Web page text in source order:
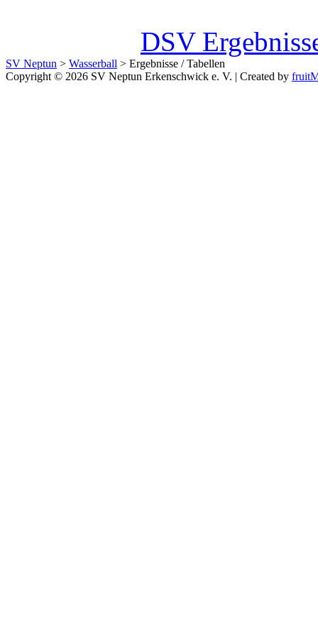
DSV
SV Neptun > Wasserball > Ergebnisse / Tabellen
Copyright © 2026 SV Neptun Erkenschwick e. V. | Created by